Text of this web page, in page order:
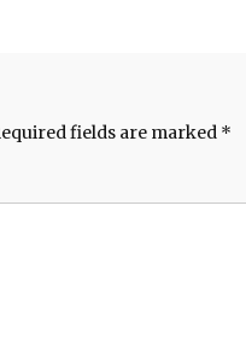
fields are marked *